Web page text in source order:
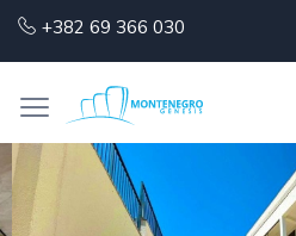
+382 69 366 030